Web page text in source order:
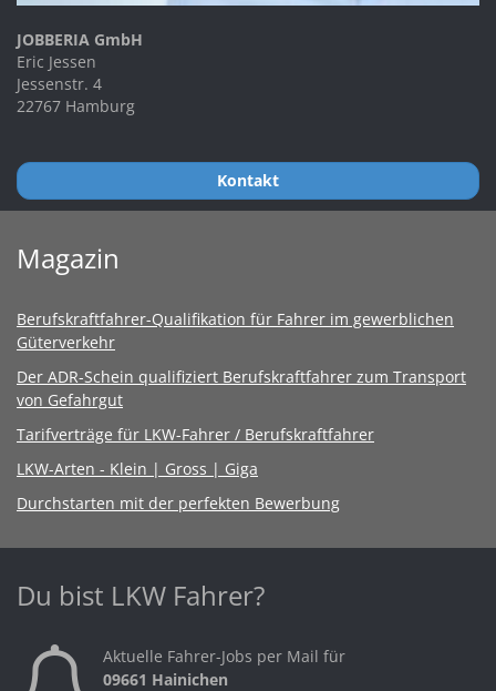
JOBBERIA GmbH
Eric Jessen
Jessenstr. 4
22767 Hamburg
Kontakt
Magazin
Berufskraftfahrer-Qualifikation für Fahrer im gewerblichen
Güterverkehr
Der ADR-Schein qualifiziert Berufskraftfahrer zum Transport
von Gefahrgut
Tarifverträge für LKW-Fahrer / Berufskraftfahrer
LKW-Arten - Klein | Gross | Giga
Durchstarten mit der perfekten Bewerbung
Du bist LKW Fahrer?
Aktuelle Fahrer-Jobs per Mail für
09661 Hainichen